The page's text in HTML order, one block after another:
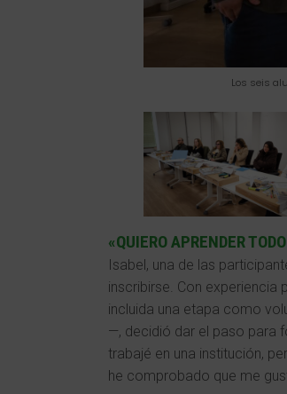
Los seis
«QUIERO APRENDER
Isabel, una de las
inscribirse. Con
incluida una etapa como
—, decidió dar el paso para
trabajé en una institución,
he comprobado que me